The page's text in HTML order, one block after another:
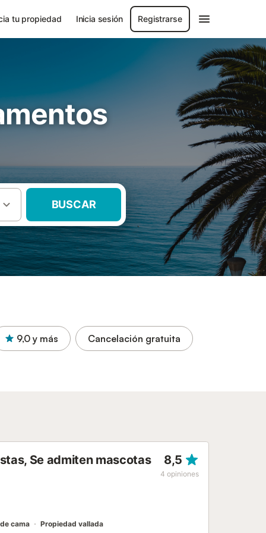
tu propiedad Inicia sesión Registrarse
BUSCAR
9,0 y más Cancelación gratuita
Se admiten mascotas 8,5
4 opiniones
cama Propiedad vallada